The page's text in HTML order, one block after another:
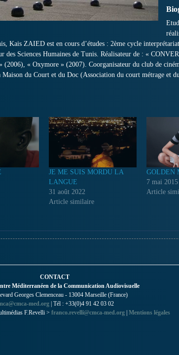
Kais ZAIED est en cours d’études : 2ème cycle
des Sciences Humaines de Tunis. Réalisateur de : «
(2006), « Oxymore » (2007). Coorganisateur du club de
du Court et du Doc (Association du court métrage et
JE ME SUIS MORDU LA
LANGUE
31 août 2022
Article similaire
GOLDEN
7 mai 2015
Article
CONTACT
Méditerranéen de la Communication Audiovisuelle
Georges Clemenceau - 13004 Marseille (France)
med.org | Tél : +33(0)4 91 42 03 02
F.Revelli > franco.revelli@cmca-med.org | Mentions légales